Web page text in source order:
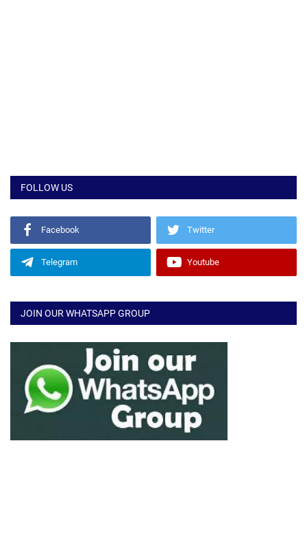
FOLLOW US
Facebook Twitter
Telegram Youtube
JOIN OUR WHATSAPP GROUP